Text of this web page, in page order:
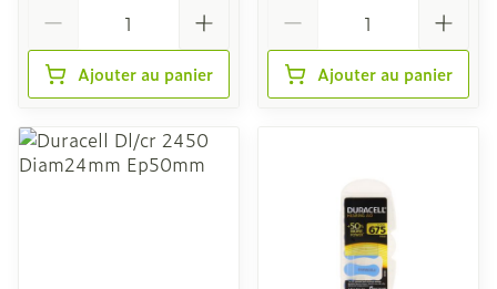
Ajouter au panier Ajouter au panier